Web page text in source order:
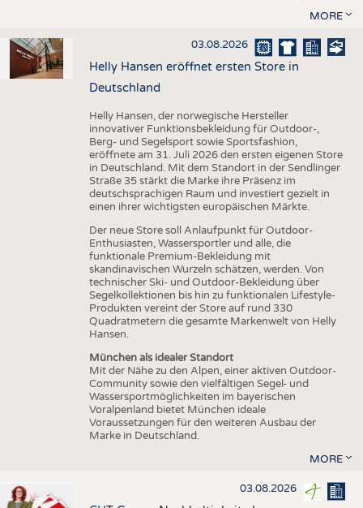
MORE
03.08.2026
Helly Hansen eröffnet ersten Store in
Deutschland
Helly Hansen, der norwegische Hersteller
innovativer Funktionsbekleidung für Outdoor-,
Berg- und Segelsport sowie Sportsfashion,
eröffnete am 31. Juli 2026 den ersten eigenen Store
in Deutschland. Mit dem Standort in der Sendlinger
Straße 35 stärkt die Marke ihre Präsenz im
deutschsprachigen Raum und investiert gezielt in
einen ihrer wichtigsten europäischen Märkte.
Der neue Store soll Anlaufpunkt für Outdoor-
Enthusiasten, Wassersportler und alle, die
funktionale Premium-Bekleidung mit
skandinavischen Wurzeln schätzen, werden. Von
technischer Ski- und Outdoor-Bekleidung über
Segelkollektionen bis hin zu funktionalen Lifestyle-
Produkten vereint der Store auf rund 330
Quadratmetern die gesamte Markenwelt von Helly
Hansen.
München als idealer Standort
Mit der Nähe zu den Alpen, einer aktiven Outdoor-
Community sowie den vielfältigen Segel- und
Wassersportmöglichkeiten im bayerischen
Voralpenland bietet München ideale
Voraussetzungen für den weiteren Ausbau der
Marke in Deutschland.
MORE
03.08.2026